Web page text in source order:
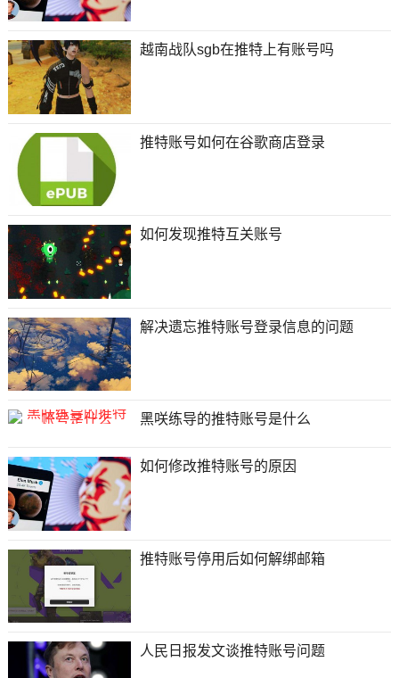
越南战队sgb在推特上有账号吗
推特账号如何在谷歌商店登录
如何发现推特互关账号
解决遗忘推特账号登录信息的问题
黑咲练导的推特账号是什么
如何修改推特账号的原因
推特账号停用后如何解绑邮箱
人民日报发文谈推特账号问题